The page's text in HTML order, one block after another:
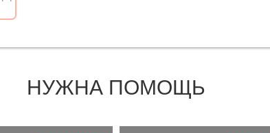
НУЖНА ПОМОЩЬ